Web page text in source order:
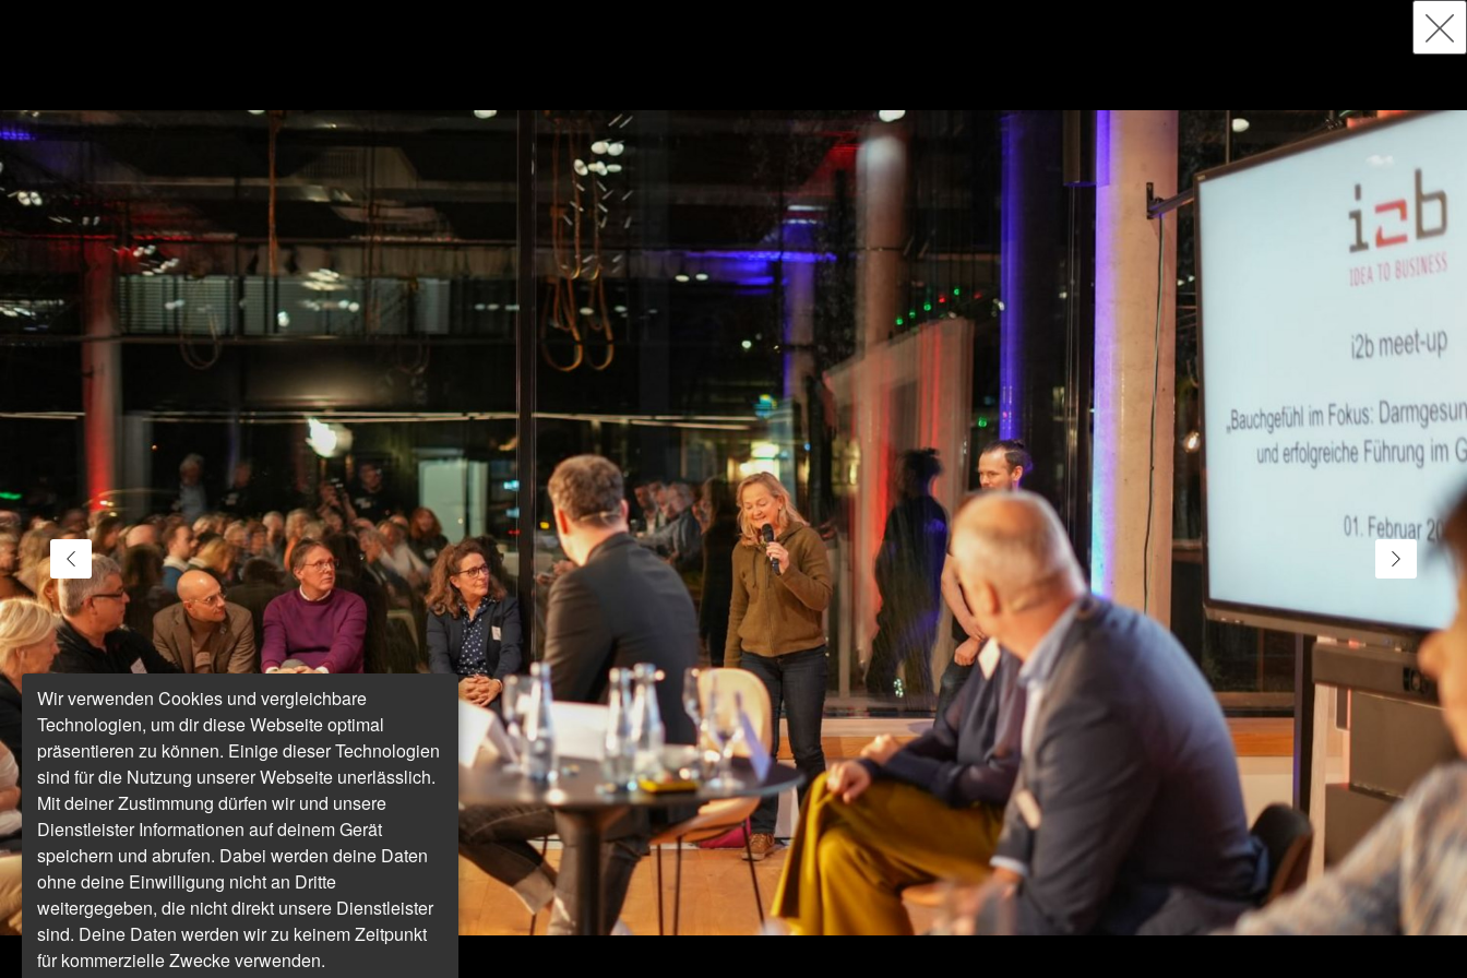
Wir verwenden Cookies und vergleichbare
Technologien, um dir diese Webseite optimal
präsentieren zu können. Einige dieser Technologien
sind für die Nutzung unserer Webseite unerlässlich.
Mit deiner Zustimmung dürfen wir und unsere
Dienstleister Informationen auf deinem Gerät
speichern und abrufen. Dabei werden deine Daten
ohne deine Einwilligung nicht an Dritte
weitergegeben, die nicht direkt unsere Dienstleister
sind. Deine Daten werden wir zu keinem Zeitpunkt
für kommerzielle Zwecke verwenden.